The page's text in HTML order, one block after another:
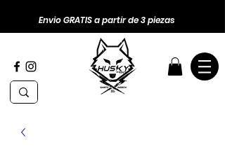
Envio GRATIS a partir de 3 piezas